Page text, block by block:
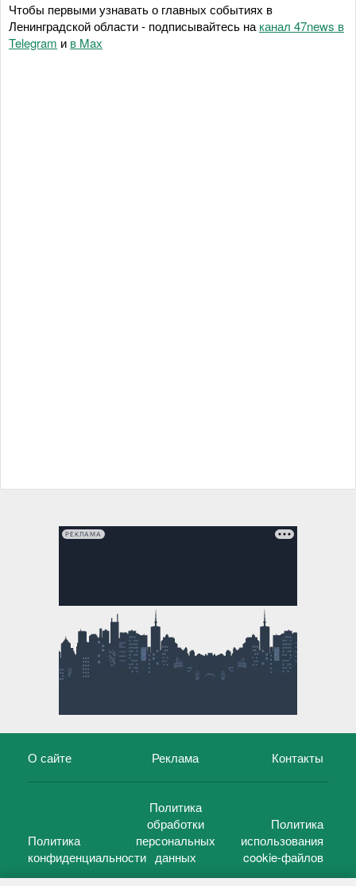
Чтобы первыми узнавать о главных событиях в
Ленинградской области - подписывайтесь на канал 47news в
Telegram и в Maх
РЕКЛАМА
О сайте Реклама Контакты
Политика
конфиденциальности
Политика
обработки
персональных
данных
Политика
использования
cookie-файлов